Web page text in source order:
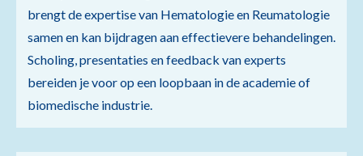
brengt de expertise van Hematologie en Reumatologie
samen en kan bijdragen aan effectievere behandelingen.
Scholing, presentaties en feedback van experts
bereiden je voor op een loopbaan in de academie of
biomedische industrie.